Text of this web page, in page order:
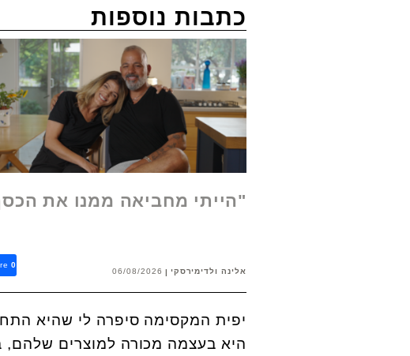
כתבות נוספות
"הייתי מחביאה ממנו את
אלינה ולדימירסקי 06/08/2026
0
יפית המקסימה סיפרה לי שהיא
היא בעצמה מכורה למוצרים